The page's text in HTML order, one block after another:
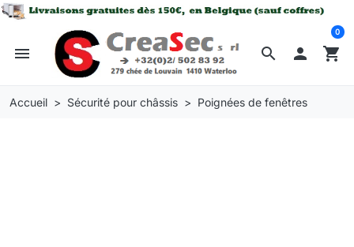
search
menu  shopping_cart
0
Accueil Sécurité pour châssis Poignées de fenêtres